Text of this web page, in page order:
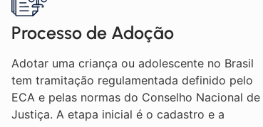
Processo de Adoção
Adotar uma criança ou adolescente no Brasil
tem tramitação regulamentada definido pelo
ECA e pelas normas do Conselho Nacional de
Justiça. A etapa inicial é o cadastro e a